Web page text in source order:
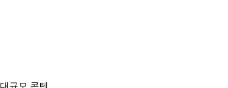
규모 콘텐